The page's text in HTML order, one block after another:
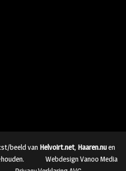
beeld van Helvoirt.net, Haaren.nuen
Webdesign Vanoo Media